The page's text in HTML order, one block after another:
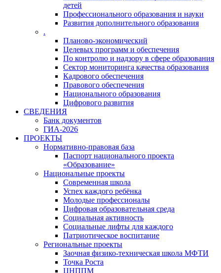
детей
Профессионального образования и науки
Развития дополнительного образования
.
Планово-экономический
Целевых программ и обеспечения
По контролю и надзору в сфере образования
Сектор мониторинга качества образования
Кадрового обеспечения
Правового обеспечения
Национального образования
Цифрового развития
СВЕДЕНИЯ
Банк документов
ГИА-2026
ПРОЕКТЫ
Нормативно-правовая база
Паспорт национального проекта
«Образование»
Национальные проекты
Современная школа
Успех каждого ребёнка
Молодые профессионалы
Цифровая образовательная среда
Социальная активность
Социальные лифты для каждого
Патриотическое воспитание
Региональные проекты
Заочная физико-техническая школа МФТИ
Точка Роста
ЦНППМ